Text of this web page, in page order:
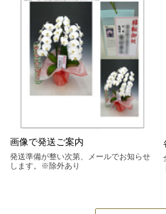
画像で発送ご案内
発送準備が整い次第、メールでお知らせ
します。※除外あり